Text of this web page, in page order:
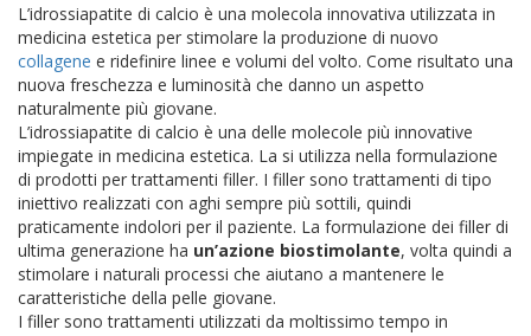
L’idrossiapatite di calcio è una molecola innovativa utilizzata in
medicina estetica per stimolare la produzione di nuovo
collagene e ridefinire linee e volumi del volto. Come risultato una
nuova freschezza e luminosità che danno un aspetto
naturalmente più giovane.
L’idrossiapatite di calcio è una delle molecole più innovative
impiegate in medicina estetica. La si utilizza nella formulazione
di prodotti per trattamenti filler. I filler sono trattamenti di tipo
iniettivo realizzati con aghi sempre più sottili, quindi
praticamente indolori per il paziente. La formulazione dei filler di
ultima generazione ha un’azione biostimolante, volta quindi a
stimolare i naturali processi che aiutano a mantenere le
caratteristiche della pelle giovane.
I filler sono trattamenti utilizzati da moltissimo tempo in